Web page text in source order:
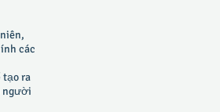
các
tạo ra
người